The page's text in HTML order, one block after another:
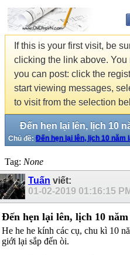
If this is your first visit, be
clicking the link above. You
you can post: click the
start viewing messages,
to visit from the selection
Đến hẹn lại lên, lịch 10
Chủ đề: Đến hẹn lại lên, lịch 10 năm
Tag: None
Tuấn viết:
01-02-2019 01:16:15 PM
Đến hẹn lại lên, lịch 10
He he he kính các cụ, chu kì 10
giới lại sắp đến òi.